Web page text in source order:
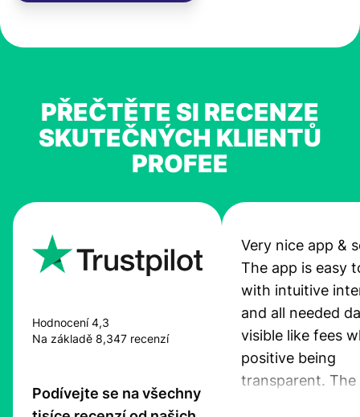
PŘEČTĚTE SI RECENZE
SKUTEČNÝCH KLIENTŮ
PROFEE
Hodnocení 4,3
Na základě 8,347 recenzí
Podívejte se na všechny
Very nice app &
The app is easy
with intuitive
and all needed
visible like fees
positive being
transparent. The